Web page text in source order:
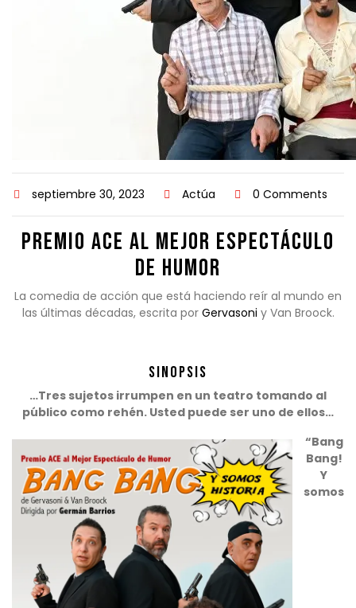
septiembre 30, 2023 Actúa 0 Comments
Premio ACE al Mejor Espectáculo
de Humor
La comedia de acción que está haciendo reír al mundo en
las últimas décadas, escrita por Gervasoni y Van Broock.
Sinopsis
…Tres sujetos irrumpen en un teatro tomando al
público como rehén. Usted puede ser uno de ellos…
“Bang
Bang!
Y
somos